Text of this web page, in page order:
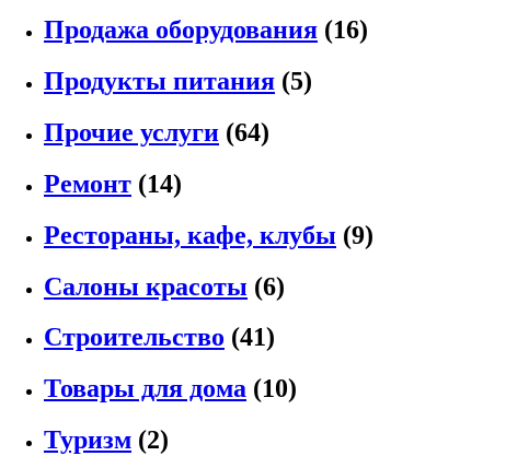
Продажа оборудования (16)
Продукты питания (5)
Прочие услуги (64)
Ремонт (14)
Рестораны, кафе, клубы (9)
Салоны красоты (6)
Строительство (41)
Товары для дома (10)
Туризм (2)